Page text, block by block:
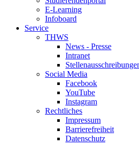
E-Learning
Infoboard
Service
THWS
News - Presse
Intranet
Social Media
Facebook
YouTube
Instagram
Rechtliches
Impressum
Barrierefreiheit
Datenschutz